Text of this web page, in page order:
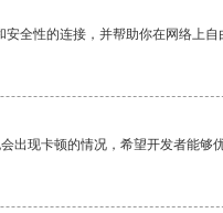
全性的连接，并帮助你在网络上自
出现卡顿的情况，希望开发者能够优